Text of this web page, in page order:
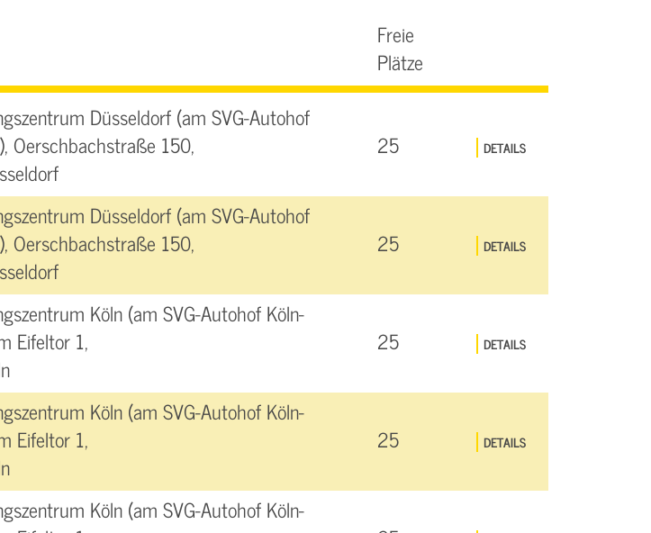
Freie
Plätze
Düsseldorf (am SVG-Autohof
Oerschbachstraße 150,
25 DETAILS
Düsseldorf (am SVG-Autohof
Oerschbachstraße 150,
25 DETAILS
Köln (am SVG-Autohof Köln-
Eifeltor 1,
25 DETAILS
Köln (am SVG-Autohof Köln-
Eifeltor 1,
25 DETAILS
Köln (am SVG-Autohof Köln-